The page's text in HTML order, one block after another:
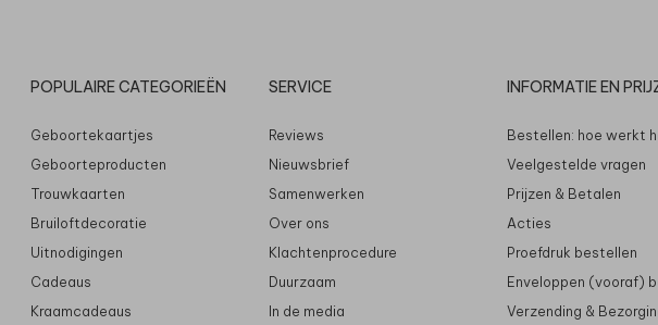
POPULAIRE CATEGORIEËN
Geboortekaartjes
Geboorteproducten
Trouwkaarten
Bruiloftdecoratie
Uitnodigingen
Cadeaus
Kraamcadeaus
SERVICE
Reviews
Nieuwsbrief
Samenwerken
Over ons
Klachtenprocedure
Duurzaam
In de media
INFORMATIE EN
Bestellen: hoe werkt
Veelgestelde vragen
Prijzen & Betalen
Acties
Proefdruk bestellen
Enveloppen (vooraf)
Verzending &